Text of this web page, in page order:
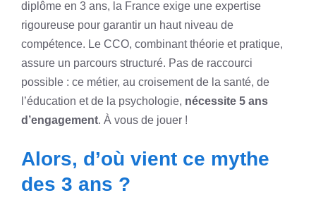
diplôme en 3 ans, la France exige une expertise
rigoureuse pour garantir un haut niveau de
compétence. Le CCO, combinant théorie et pratique,
assure un parcours structuré. Pas de raccourci
possible : ce métier, au croisement de la santé, de
l’éducation et de la psychologie, nécessite 5 ans
d’engagement. À vous de jouer !
Alors, d’où vient ce mythe
des 3 ans ?